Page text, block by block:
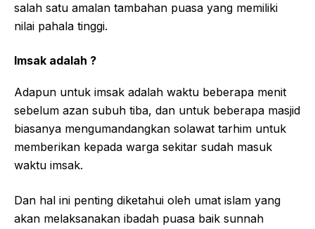
salah satu amalan tambahan puasa yang memiliki
nilai pahala tinggi.
Imsak adalah ?
Adapun untuk imsak adalah waktu beberapa menit
sebelum azan subuh tiba, dan untuk beberapa masjid
biasanya mengumandangkan solawat tarhim untuk
memberikan kepada warga sekitar sudah masuk
waktu imsak.
Dan hal ini penting diketahui oleh umat islam yang
akan melaksanakan ibadah puasa baik sunnah